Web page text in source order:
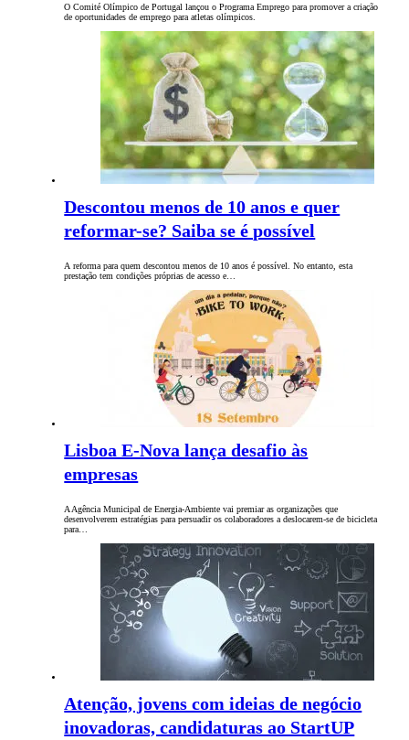
O Comité Olímpico de Portugal lançou o Programa Emprego para promover a criação
de oportunidades de emprego para atletas olímpicos.
Descontou menos de 10 anos e quer
reformar-se? Saiba se é possível
A reforma para quem descontou menos de 10 anos é possível. No entanto, esta
prestação tem condições próprias de acesso e…
Lisboa E-Nova lança desafio às
empresas
A Agência Municipal de Energia-Ambiente vai premiar as organizações que
desenvolverem estratégias para persuadir os colaboradores a deslocarem-se de bicicleta
para…
Atenção, jovens com ideias de negócio
inovadoras, candidaturas ao StartUP